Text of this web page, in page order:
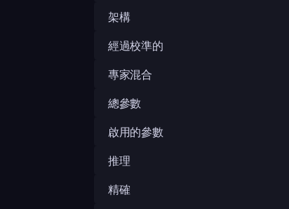
架構
經過校準的
專家混合
總參數
啟用的參數
推理
精確